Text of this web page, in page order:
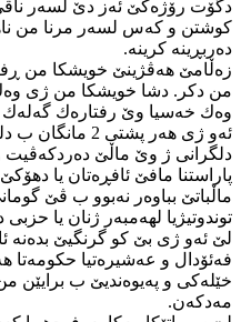
دگۆت رۆژه‌كێ ئه‌ز دێ لسه‌ر
كوشتن و كه‌س لسه‌ر مرنا من
ده‌ربڕینه‌ كرینه‌.
زه‌ڵامێ هه‌ڤژینێ خویشكا من
من دكر. دشا خویشكا من ژی وه‌ك
وه‌ك خه‌سیا وێ رفتاره‌ك
ئه‌و ژی هه‌ر پشتی
دلگرانی ژ وێ ماڵێ ده‌ردكه‌ڤیت
پاراستنا مافێ ئافڕه‌تان یا
ماڵباتێ بباوه‌ر نه‌بوو ب ڤێ
توندوتیژیا لهه‌مبه‌ر ژنان یا
لێ ئه‌و ژی بێ كو گرنگیێ بده‌نه‌
فه‌ئۆدال و عه‌شیره‌تیا حكومه‌تا
خێله‌كی و په‌یوه‌ندیێ ب برایێن
مه‌دكه‌ن.